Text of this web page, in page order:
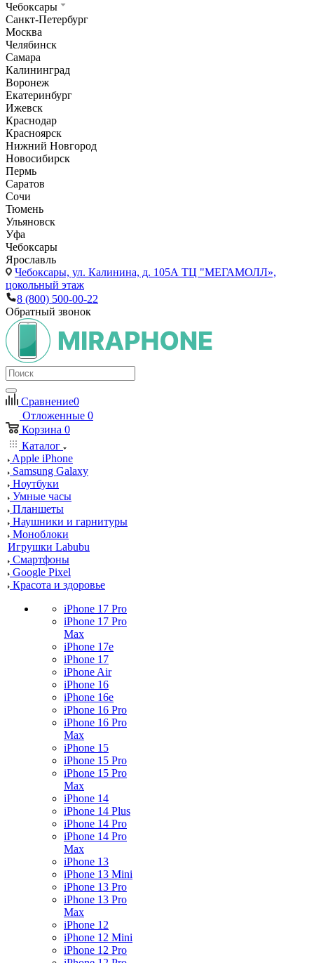
Чебоксары
Санкт-Петербург
Москва
Челябинск
Самара
Калининград
Воронеж
Екатеринбург
Ижевск
Краснодар
Красноярск
Нижний Новгород
Новосибирск
Пермь
Саратов
Сочи
Тюмень
Ульяновск
Уфа
Чебоксары
Ярославль
Чебоксары, ул. Калинина, д. 105А ТЦ "МЕГАМОЛЛ»,
цокольный этаж
8 (800) 500-00-22
Обратный звонок
Сравнение0
Отложенные 0
Корзина 0
Каталог
Apple iPhone
Samsung Galaxy
Ноутбуки
Умные часы
Планшеты
Наушники и гарнитуры
Моноблоки
Игрушки Labubu
Смартфоны
Google Pixel
Красота и здоровье
iPhone 17 Pro
iPhone 17 Pro
Max
iPhone 17e
iPhone 17
iPhone Air
iPhone 16
iPhone 16e
iPhone 16 Pro
iPhone 16 Pro
Max
iPhone 15
iPhone 15 Pro
iPhone 15 Pro
Max
iPhone 14
iPhone 14 Plus
iPhone 14 Pro
iPhone 14 Pro
Max
iPhone 13
iPhone 13 Mini
iPhone 13 Pro
iPhone 13 Pro
Max
iPhone 12
iPhone 12 Mini
iPhone 12 Pro